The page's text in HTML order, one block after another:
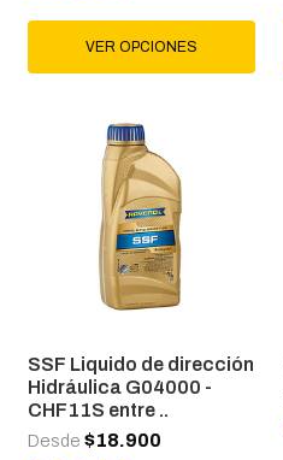
VER OPCIONES
SSF Liquido de dirección
Hidráulica G04000 -
CHF11S entre ..
Desde $18.900